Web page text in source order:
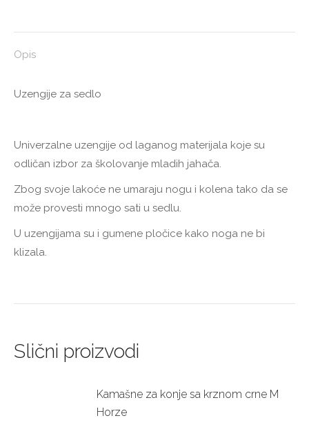
Opis
Uzengije za sedlo
Univerzalne uzengije od laganog materijala koje su
odličan izbor za školovanje mladih jahača.
Zbog svoje lakoće ne umaraju nogu i kolena tako da se
može provesti mnogo sati u sedlu.
U uzengijama su i gumene pločice kako noga ne bi
klizala.
Slični proizvodi
Kamašne za konje sa krznom crne M
Horze